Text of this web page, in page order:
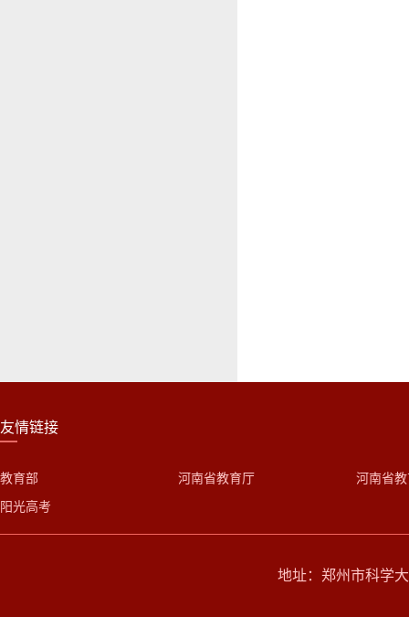
友情链接
教育部
阳光高考
河南省教育厅 河南省
地址：郑州市科学